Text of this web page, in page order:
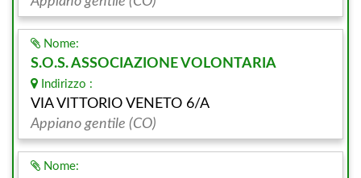
Nome:
S.O.S. ASSOCIAZIONE VOLONTARIA
Indirizzo :
VIA VITTORIO VENETO 6/A
Appiano gentile (CO)
Nome: